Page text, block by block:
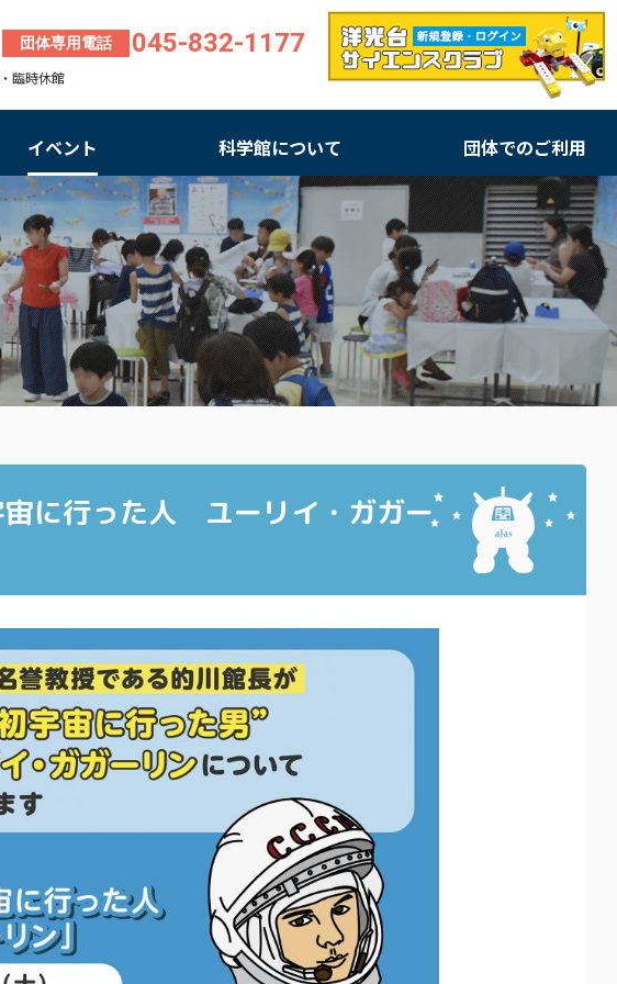
団体専用電話 045-832-1177
臨時休館
イベント 科学館について 団体でのご利用
に行った人 ユーリイ・ガガー